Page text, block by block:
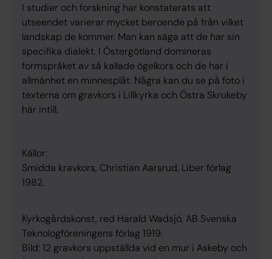
I studier och forskning har konstaterats att
utseendet varierar mycket beroende på från vilket
landskap de kommer. Man kan säga att de har sin
specifika dialekt. I Östergötland domineras
formspråket av så kallade ögelkors och de har i
allmänhet en minnesplåt. Några kan du se på foto i
texterna om gravkors i Lillkyrka och Östra Skrukeby
här intill.
Källor:
Smidda kravkors, Christian Aarsrud, Liber förlag
1982.
Kyrkogårdskonst, red Harald Wadsjö, AB Svenska
Teknologföreningens förlag 1919.
Bild: 12 gravkors uppställda vid en mur i Askeby och